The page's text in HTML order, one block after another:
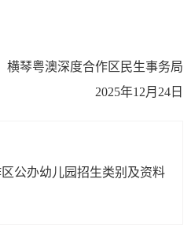
琴粤澳深度合作区民生事务局
2025年12月24日
公办幼儿园招生类别及资料